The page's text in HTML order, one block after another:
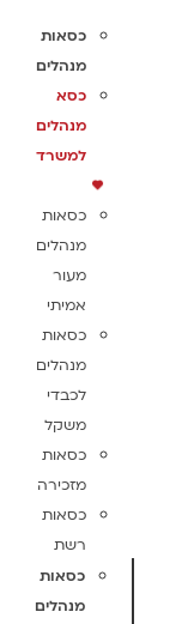
כסאות
מנהלים
כסא
מנהלים
למשרד
כסאות
מנהלים
מעור
אמיתי
כסאות
מנהלים
לכבדי
משקל
כסאות
מזכירה
כסאות
רשת
כסאות
מנהלים